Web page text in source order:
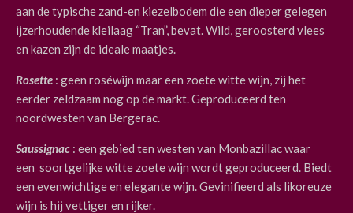
aan de typische zand-en kiezelbodem die een dieper gelegen
ijzerhoudende kleilaag “Tran”, bevat. Wild, geroosterd vlees
en kazen zijn de ideale maatjes.
Rosette : geen roséwijn maar een zoete witte wijn, zij het
eerder zeldzaam nog op de markt. Geproduceerd ten
noordwesten van Bergerac.
Saussignac : een gebied ten westen van Monbazillac waar
een soortgelijke witte zoete wijn wordt geproduceerd. Biedt
een evenwichtige en elegante wijn. Gevinifieerd als likoreuze
wijn is hij vettiger en rijker.